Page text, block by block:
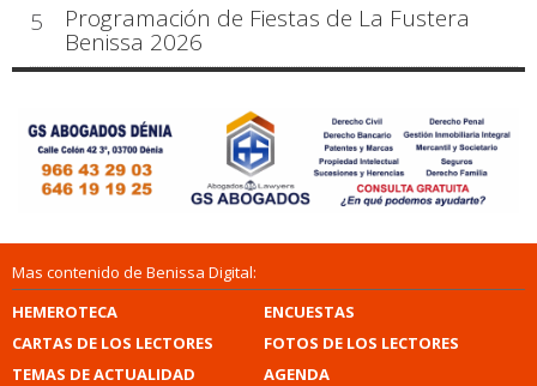
5
Programación de Fiestas de La Fustera
Benissa 2026
Mas contenido de Benissa Digital:
HEMEROTECA
ENCUESTAS
CARTAS DE LOS LECTORES
FOTOS DE LOS LECTORES
TEMAS DE ACTUALIDAD
AGENDA